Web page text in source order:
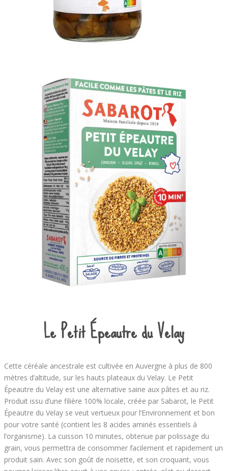
Le Petit Épeautre du Velay
Cette céréale ancestrale est cultivée en Auvergne à plus de 800
mètres d’altitude, sur les hauts plateaux du Velay. Le Petit
Épeautre du Velay est une alternative saine aux pâtes et au riz.
Produit issu d’une filière 100% locale, créée par Sabarot, le Petit
Épeautre du Velay se veut vertueux pour l’Environnement et bon
pour votre santé (contient les 8 acides aminés essentiels à
l’organisme). La cuisson 10 minutes, obtenue par polissage du
grain, vous permettra de consommer facilement et rapidement un
produit sain. Avec son goût de noisette, et son croquant, vous